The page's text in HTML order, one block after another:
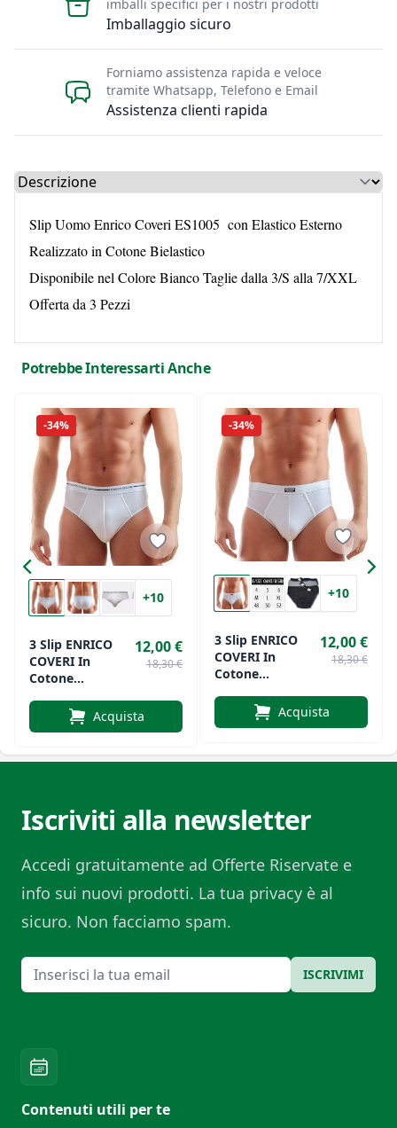
Imballaggio sicuro
imballi specifici per i nostri prodotti
Assistenza clienti rapida
Forniamo assistenza rapida e veloce
tramite Whatsapp, Telefono e Email
Select a tab
Slip Uomo Enrico Coveri ES1005 con Elastico Esterno
Realizzato in Cotone Bielastico
Disponibile nel Colore Bianco Taglie dalla 3/S alla 7/XXL
Offerta da 3 Pezzi
Potrebbe Interessarti Anche
-34%
+10
3 Slip ENRICO
COVERI In
Cotone
Uomo Art.
ES1000
12,00 €
18,30 €
Acquista
-34%
+10
3 Slip ENRICO
COVERI In
Cotone
Uomo Art.
ES1002
12,00 €
18,30 €
Acquista
Iscriviti alla newsletter
Accedi gratuitamente ad Offerte Riservate e
info sui nuovi prodotti. La tua privacy è al
sicuro. Non facciamo spam.
Email ISCRIVIMI
Contenuti utili per te